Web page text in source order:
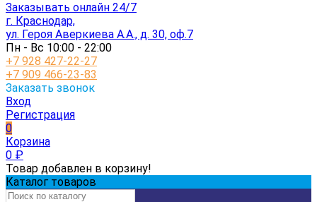
Заказывать онлайн 24/7
г. Краснодар,
ул. Героя Аверкиева А.А., д. 30, оф.7
Пн - Вс 10:00 - 22:00
+7 928 427-22-27
+7 909 466-23-83
Заказать звонок
Вход
Регистрация
0
Корзина
0 ₽
Товар добавлен в корзину!
Каталог товаров